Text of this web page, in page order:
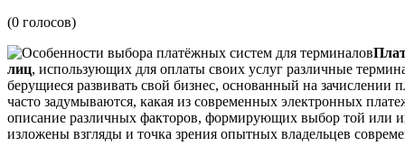
(0 голосов)
лиц, использующих для оплаты своих услуг различные
берущиеся развивать свой бизнес, основанный на зачислении
часто задумываются, какая из современных электронных
описание различных факторов, формирующих выбор той или
изложены взгляды и точка зрения опытных владельцев